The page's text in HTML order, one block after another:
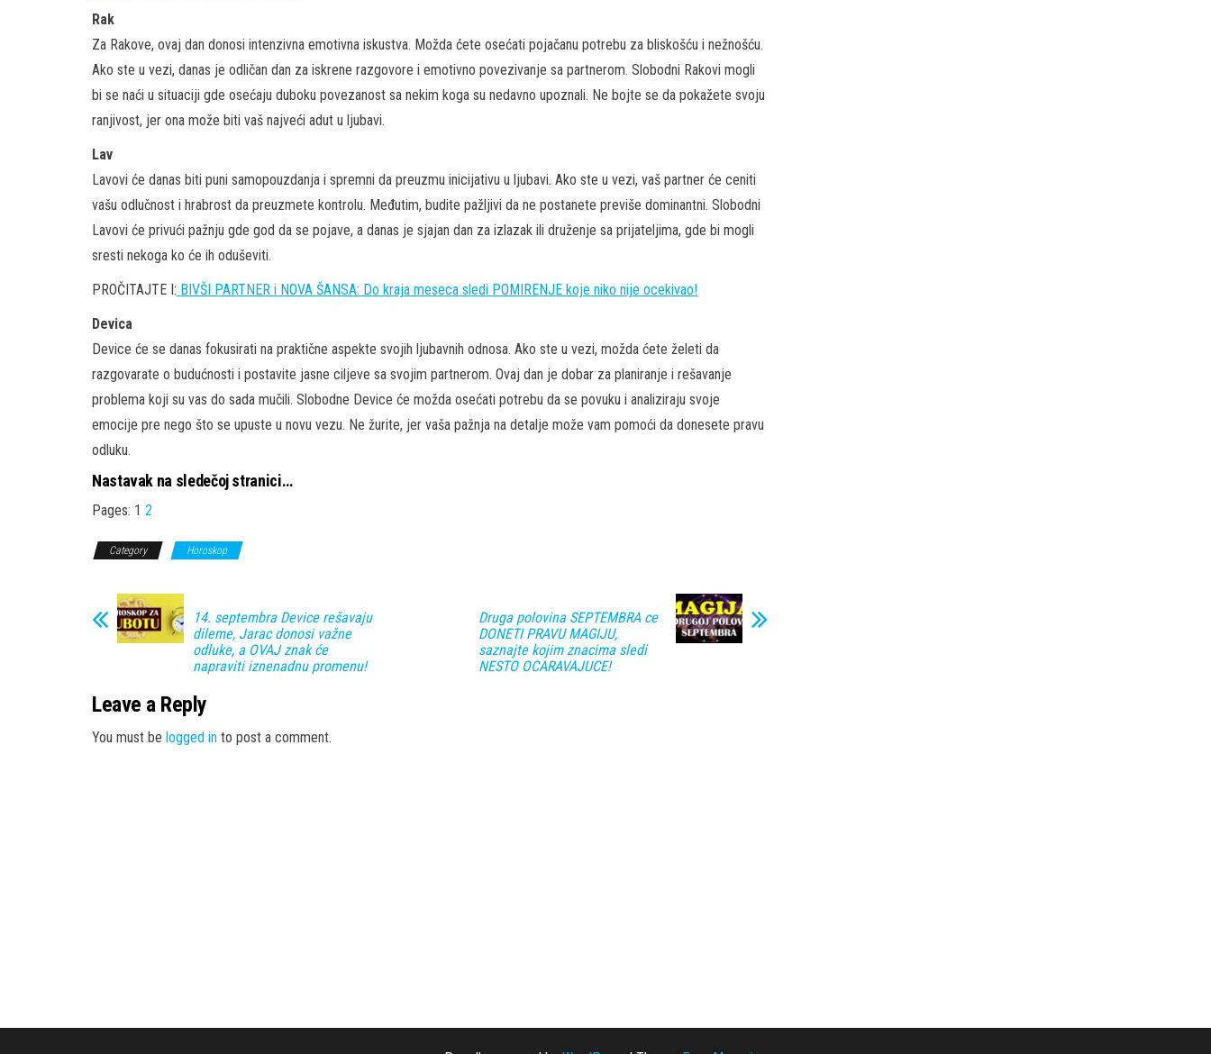
Rak
Za Rakove, ovaj dan donosi intenzivna emotivna iskustva. Možda ćete osećati pojačanu potrebu za bliskošću i nežnošću.
Ako ste u vezi, danas je odličan dan za iskrene razgovore i emotivno povezivanje sa partnerom. Slobodni Rakovi mogli
bi se naći u situaciji gde osećaju duboku povezanost sa nekim koga su nedavno upoznali. Ne bojte se da pokažete svoju
ranjivost, jer ona može biti vaš najveći adut u ljubavi.
Lav
Lavovi će danas biti puni samopouzdanja i spremni da preuzmu inicijativu u ljubavi. Ako ste u vezi, vaš partner će ceniti
vašu odlučnost i hrabrost da preuzmete kontrolu. Međutim, budite pažljivi da ne postanete previše dominantni. Slobodni
Lavovi će privući pažnju gde god da se pojave, a danas je sjajan dan za izlazak ili druženje sa prijateljima, gde bi mogli
sresti nekoga ko će ih oduševiti.
PROČITAJTE I: BIVŠI PARTNER i NOVA ŠANSA: Do kraja meseca sledi POMIRENJE koje niko nije ocekivao!
Devica
Device će se danas fokusirati na praktične aspekte svojih ljubavnih odnosa. Ako ste u vezi, možda ćete želeti da
razgovarate o budućnosti i postavite jasne ciljeve sa svojim partnerom. Ovaj dan je dobar za planiranje i rešavanje
problema koji su vas do sada mučili. Slobodne Device će možda osećati potrebu da se povuku i analiziraju svoje
emocije pre nego što se upuste u novu vezu. Ne žurite, jer vaša pažnja na detalje može vam pomoći da donesete pravu
odluku.
Nastavak na sledečoj stranici…
Pages: 1 2
Category Horoskop
14. septembra Device rešavaju
dileme, Jarac donosi važne
odluke, a OVAJ znak će
napraviti iznenadnu promenu!
Druga polovina SEPTEMBRA ce
DONETI PRAVU MAGIJU,
saznajte kojim znacima sledi
NESTO OCARAVAJUCE!
Leave a Reply
You must be logged in to post a comment.